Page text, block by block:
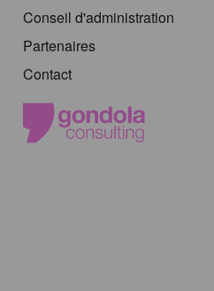
Conseil d'administration
Partenaires
Contact